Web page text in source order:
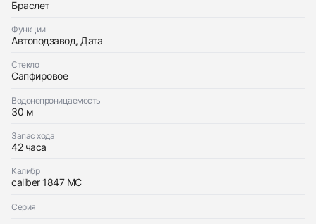
Браслет
Функции
Автоподзавод, Дата
Стекло
Сапфировое
Водонепроницаемость
30 м
Запас хода
42 часа
Калибр
caliber 1847 MC
Серия